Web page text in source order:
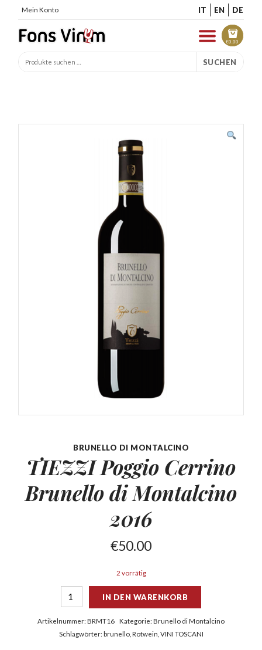
Mein Konto IT EN DE
€0.00
SUCHEN
BRUNELLO DI MONTALCINO
TIEZZI Poggio Cerrino
Brunellodi Montalcino
2016
€50.00
2 vorrätig
IN DEN WARENKORB
Artikelnummer:BRMT16 Kategorie: Brunello di Montalcino
Schlagwörter: brunello, Rotwein VINI TOSCANI